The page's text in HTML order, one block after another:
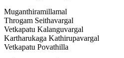
Muganthiramillamal
Throgam Seithavargal
Vetkapatu Kalanguvargal
Kartharukaga Kathirupavargal
Vetkapatu Povathilla